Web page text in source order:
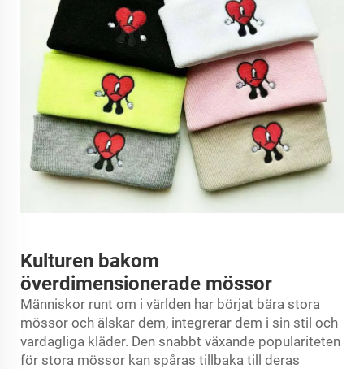
Kulturen bakom
överdimensionerade mössor
Människor runt om i världen har börjat bära stora
mössor och älskar dem, integrerar dem i sin stil och
vardagliga kläder. Den snabbt växande populariteten
för stora mössor kan spåras tillbaka till deras